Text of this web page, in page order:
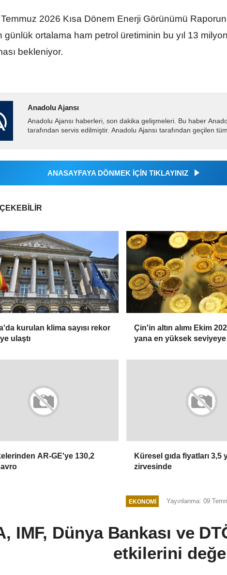
Temmuz 2026 Kısa Dönem Enerji Görünümü
günlük ortalama ham petrol üretiminin bu yıl 13
bekleniyor.
Anadolu Ajansı
Anadolu Ajansı haberleri, son dakika gelişmeleri. Bu haber
tarafından servis edilmiştir. Anadolu Ajansı tarafından geçilen
ANASAYFAYA DÖNMEK İÇİN TIKLAYINIZ
ÇEKEBILIR
kurulan klima sayısı rekor
ulaştı
Çin'in altın alımı Ekim
yana en yüksek seviyeye
AR-GE'ye 130,2
Küresel gıda fiyatları 3,5
zirvesinde
EKONOMI Yayınlanma: 09
IMF, Dünya Bankası ve
etkilerini